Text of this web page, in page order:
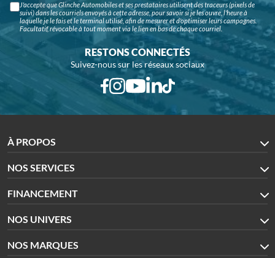
J'accepte que Glinche Automobiles et ses prestataires utilisent des traceurs (pixels de
suivi) dans les courriels envoyés à cette adresse, pour savoir si je les ouvre, l'heure à
laquelle je le fais et le terminal utilisé, afin de mesurer et d'optimiser leurs campagnes.
Facultatif, révocable à tout moment via le lien en bas de chaque courriel.
RESTONS CONNECTÉS
Suivez-nous sur les réseaux sociaux
À PROPOS
NOS SERVICES
FINANCEMENT
NOS UNIVERS
NOS MARQUES